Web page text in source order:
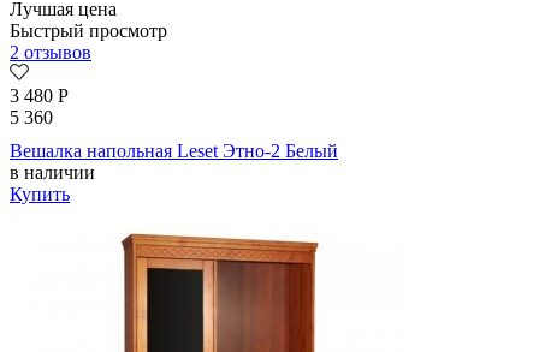
Лучшая цена
Быстрый просмотр
2 отзывов
3 480 Р
5 360
Вешалка напольная Leset Этно-2 Белый
в наличии
Купить